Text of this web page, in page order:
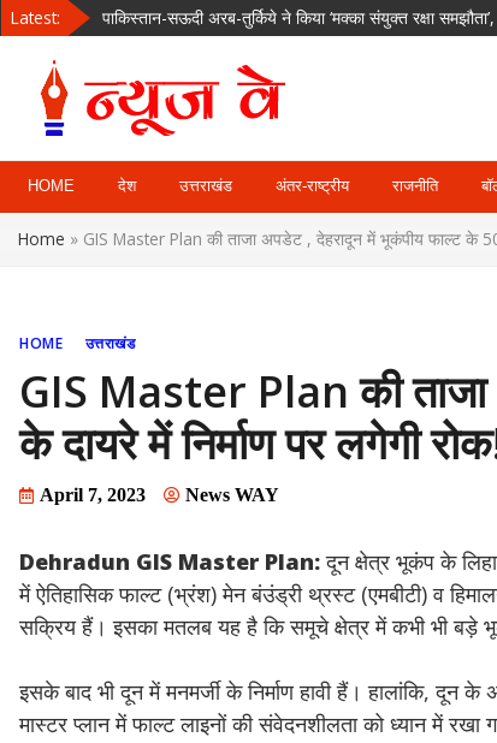
Skip
content
Latest:
पाकिस्तान-सऊदी अरब-तुर्किये ने किया ‘मक्का संयुक्त रक्षा
अजिंक्य रहाणे पहली बार विदेशी टी20 लीग में मचाएंगे धमाल, इस
देहरादून रोड पर चलती कार में लगी आग, चालक की सूझबूझ से टला
उत्तराखंड में 36 घंटे से बारिश का कहर, गंगा-नदियां उफान पर;
News Way:
Uttarakhand,
Delhi News
Portal
HOME देश उत्तराखंड अंतर-राष्ट्रीय राजनीति
Home » GIS Master Plan की ताजा अपडेट , देहरादून में भूकंपीय फाल्ट के 50
HOME उत्तराखंड
GIS Master Plan की ताजा
के दायरे में निर्माण पर लगेगी
April 7, 2023 News WAY
Dehradun GIS Master Plan:दून क्षेत्र भूकंप के
में ऐतिहासिक फाल्ट (भ्रंश) मेन बंउंड्री थ्रस्ट (एमबीटी) व
सक्रिय हैं। इसका मतलब यह है कि समूचे क्षेत्र में कभी भी
इसके बाद भी दून में मनमर्जी के निर्माण हावी हैं। हालांकि, दून
मास्टर प्लान में फाल्ट लाइनों की संवेदनशीलता को ध्यान में रखा